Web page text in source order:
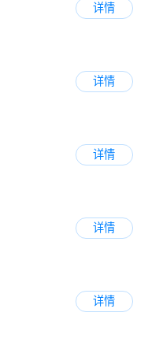
详情
详情
详情
详情
详情